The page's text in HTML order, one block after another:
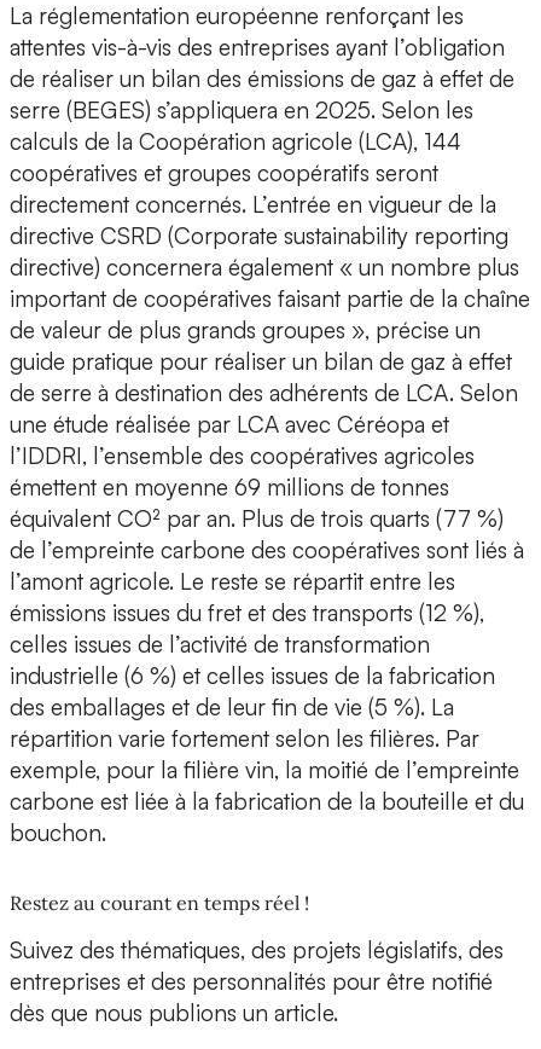
La réglementation européenne renforçant les
attentes vis-à-vis des entreprises ayant l’obligation
de réaliser un bilan des émissions de gaz à effet de
serre (BEGES) s’appliquera en 2025. Selon les
calculs de la Coopération agricole (LCA), 144
coopératives et groupes coopératifs seront
directement concernés. L’entrée en vigueur de la
directive CSRD (Corporate sustainability reporting
directive) concernera également « un nombre plus
important de coopératives faisant partie de la chaîne
de valeur de plus grands groupes », précise un
guide pratique pour réaliser un bilan de gaz à effet
de serre à destination des adhérents de LCA. Selon
une étude réalisée par LCA avec Céréopa et
l’IDDRI, l’ensemble des coopératives agricoles
émettent en moyenne 69 millions de tonnes
équivalent CO² par an. Plus de trois quarts (77 %)
de l’empreinte carbone des coopératives sont liés à
l’amont agricole. Le reste se répartit entre les
émissions issues du fret et des transports (12 %),
celles issues de l’activité de transformation
industrielle (6 %) et celles issues de la fabrication
des emballages et de leur fin de vie (5 %). La
répartition varie fortement selon les filières. Par
exemple, pour la filière vin, la moitié de l’empreinte
carbone est liée à la fabrication de la bouteille et du
bouchon.
Restez au courant en temps réel !
Suivez des thématiques, des projets législatifs, des
entreprises et des personnalités pour être notifié
dès que nous publions un article.